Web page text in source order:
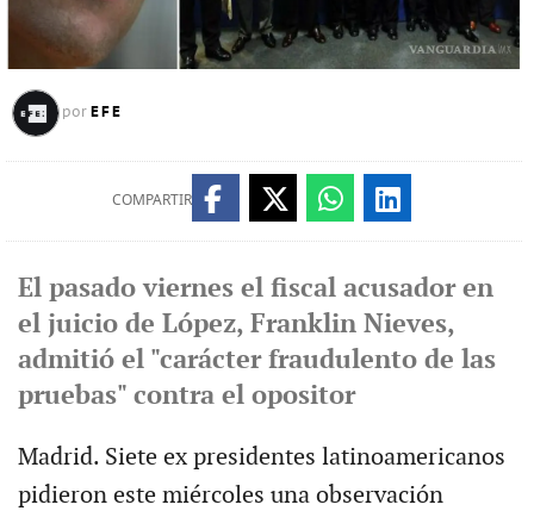
por EFE
COMPARTIR
El pasado viernes el fiscal acusador en
el juicio de López, Franklin Nieves,
admitió el "carácter fraudulento de las
pruebas" contra el opositor
Madrid. Siete ex presidentes latinoamericanos
pidieron este miércoles una observación